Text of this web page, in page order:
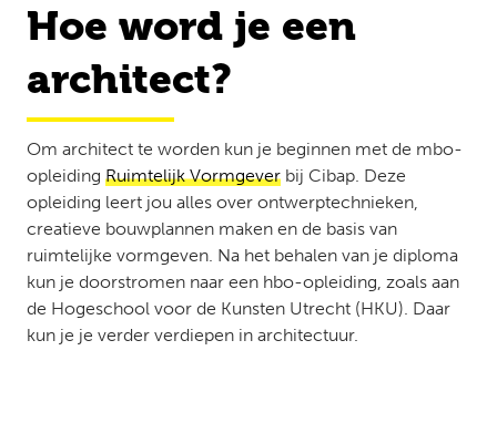
Hoe word je een
architect?
Om architect te worden kun je beginnen met de mbo-
opleiding Ruimtelijk Vormgever bij Cibap. Deze
opleiding leert jou alles over ontwerptechnieken,
creatieve bouwplannen maken en de basis van
ruimtelijke vormgeven. Na het behalen van je diploma
kun je doorstromen naar een hbo-opleiding, zoals aan
de Hogeschool voor de Kunsten Utrecht (HKU). Daar
kun je je verder verdiepen in architectuur.